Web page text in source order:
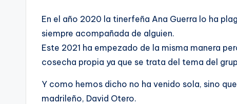
En el año 2020 la tinerfeña Ana Guerra lo ha
siempre acompañada de alguien.
Este 2021 ha empezado de la misma manera
cosecha propia ya que se trata del tema del
Y como hemos dicho no ha venido sola, sino
madrileño, David Otero.